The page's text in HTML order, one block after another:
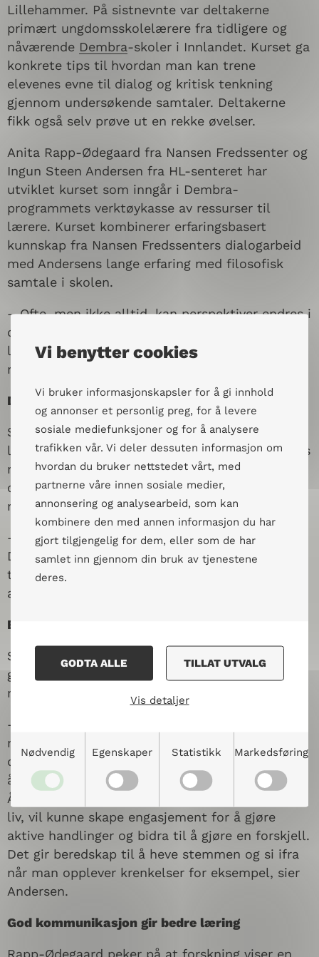
Vi benytter cookies
Vi bruker informasjonskapsler for å gi innhold
og annonser et personlig preg, for å levere
sosiale mediefunksjoner og for å analysere
trafikken vår. Vi deler dessuten informasjon om
hvordan du bruker nettstedet vårt, med
partnerne våre innen sosiale medier,
annonsering og analysearbeid, som kan
kombinere den med annen informasjon du har
gjort tilgjengelig for dem, eller som de har
samlet inn gjennom din bruk av tjenestene
deres.
GODTA ALLE TILLAT UTVALG
Vis detaljer
Nødvendig Egenskaper Statistikk Markedsføring
Lillehammer. På sistnevnte var deltakerne
primært ungdomsskolelærere fra tidligere og
nåværende Dembra-skoler i Innlandet. Kurset ga
konkrete tips til hvordan man kan trene
elevenes evne til dialog og kritisk tenkning
gjennom undersøkende samtaler. Deltakerne
fikk også selv prøve ut en rekke øvelser.
Anita Rapp-Ødegaard fra Nansen Fredssenter og
Ingun Steen Andersen fra HL-senteret har
utviklet kurset som inngår i Dembra-
programmets verktøykasse av ressurser til
lærere. Kurset kombinerer erfaringsbasert
kunnskap fra Nansen Fredssenters dialogarbeid
med Andersens lange erfaring med filosofisk
samtale i skolen.
– Ofte, men ikke alltid, kan perspektiver endres i
den dialogiske samtalen. Men vi må øve på å
lytte og snakke sammen på en måte som gir
rom for det, sier Andersen.
Dialog er menneskeverd i praksis
Skolens dannelsesoppdrag er bredt, og som
lærer er det mye man skal få til i klasserommets
mangfoldige fellesskap. Læreplanverkets
overordnet del vektlegger blant annet
menneskeverdet som en grunnleggende verdi.
– Dialog er å ivareta menneskeverdet i praksis.
Det handler om å møte noen på en ekte og
tilstedeværende måte, som både respekterer og
anerkjenner forskjeller, forteller Andersen.
Beredskap til å handle og heve stemmen
Samtidig gir dialogen rom for læring som både
gir elevene handlingskompetanse og styrker
medborgerskap.
– Vi retter fokus mot samtalefellesskapet
nettopp fordi det ofte blir en sterk erfaring for
de som deltar. Elevene utvikler ferdigheter som
å delta, lytte og se ting fra andres perspektiv.
Å delta i dialog om spørsmål som berører deres
liv, vil kunne skape engasjement for å gjøre
aktive handlinger og bidra til å gjøre en forskjell.
Det gir beredskap til å heve stemmen og si ifra
når man opplever krenkelser for eksempel, sier
Andersen.
God kommunikasjon gir bedre læring
Rapp-Ødegaard peker på at forskning viser en